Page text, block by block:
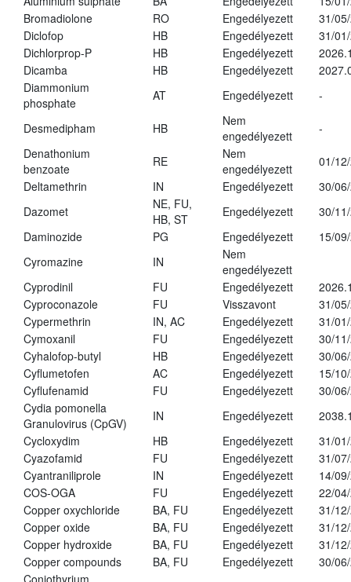
Bromadiolone
RO Engedélyezett
31/
Diclofop
HB Engedélyezett
31/
Dichlorprop-P
HB Engedélyezett
Dicamba
HB Engedélyezett
Diammonium
phosphate
AT Engedélyezett -
Desmedipham HB
Nem
engedélyezett
-
Denathonium
benzoate
RE
Nem
engedélyezett
01/
Deltamethrin
IN Engedélyezett
30/
Dazomet
NE, FU,
HB, ST
Engedélyezett
30/
Daminozide
PG Engedélyezett
15/
Cyromazine
IN
Nem
engedélyezett
Cyprodinil
FU Engedélyezett
Cyproconazole
FU Visszavont
31/
Cypermethrin
IN, AC Engedélyezett
31/
Cymoxanil
FU Engedélyezett
30/
Cyhalofop-butyl
HB Engedélyezett
30/
Cyflumetofen
AC Engedélyezett
15/
Cyflufenamid
FU Engedélyezett
30/
Cydia pomonella
Granulovirus (CpGV)
IN Engedélyezett
Cycloxydim
HB Engedélyezett
31/
Cyazofamid
FU Engedélyezett
31/
Cyantraniliprole
IN Engedélyezett
14/
COS-OGA
FU Engedélyezett
22/
Copper oxychloride
BA, FU Engedélyezett
31/
Copper oxide
BA, FU Engedélyezett
31/
Copper hydroxide
BA, FU Engedélyezett
31/
Copper compounds
BA, FU Engedélyezett
30/